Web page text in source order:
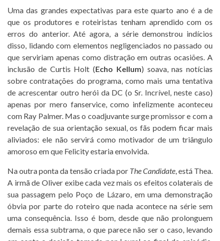
Uma das grandes expectativas para este quarto ano é a de
que os produtores e roteiristas tenham aprendido com os
erros do anterior. Até agora, a série demonstrou indícios
disso, lidando com elementos negligenciados no passado ou
que serviriam apenas como distração em outras ocasiões. A
inclusão de Curtis Holt (Echo Kellum) soava, nas notícias
sobre contratações do programa, como mais uma tentativa
de acrescentar outro herói da DC (o Sr. Incrível, neste caso)
apenas por mero fanservice, como infelizmente aconteceu
com Ray Palmer. Mas o coadjuvante surge promissor e com a
revelação de sua orientação sexual, os fãs podem ficar mais
aliviados: ele não servirá como motivador de um triângulo
amoroso em que Felicity estaria envolvida.
Na outra ponta da tensão criada por The Candidate, está Thea.
A irmã de Oliver exibe cada vez mais os efeitos colaterais de
sua passagem pelo Poço de Lázaro, em uma demonstração
óbvia por parte do roteiro que nada acontece na série sem
uma consequência. Isso é bom, desde que não prolonguem
demais essa subtrama, o que parece não ser o caso, levando